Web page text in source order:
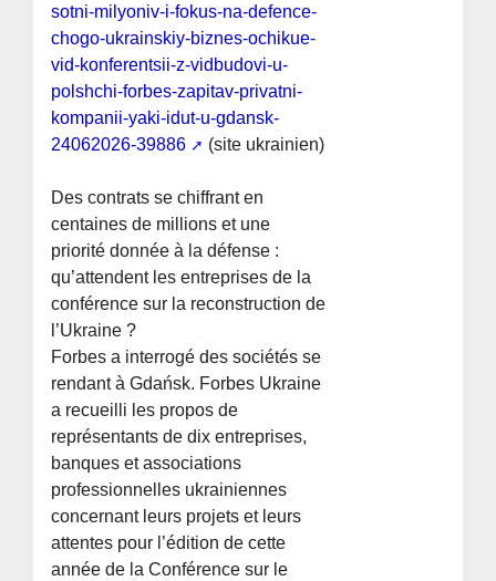
sotni-milyoniv-i-fokus-na-defence-
chogo-ukrainskiy-biznes-ochikue-
vid-konferentsii-z-vidbudovi-u-
polshchi-forbes-zapitav-privatni-
kompanii-yaki-idut-u-gdansk-
24062026-39886
(site ukrainien)
Des contrats se chiffrant en
centaines de millions et une
priorité donnée à la défense :
qu’attendent les entreprises de la
conférence sur la reconstruction de
l’Ukraine ?
Forbes a interrogé des sociétés se
rendant à Gdańsk. Forbes Ukraine
a recueilli les propos de
représentants de dix entreprises,
banques et associations
professionnelles ukrainiennes
concernant leurs projets et leurs
attentes pour l’édition de cette
année de la Conférence sur le